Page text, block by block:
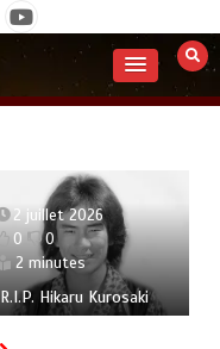
2 juillet 2026
0
0
2 minutes
R.I.P. Hikaru Kurosaki